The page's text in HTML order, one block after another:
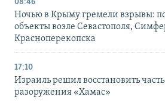
08:46
Ночью в Крыму гремели взрывы:
объекты возле Севастополя,
Красноперекопска
17:10
Израиль решил восстановить
разоружения «Хамас»